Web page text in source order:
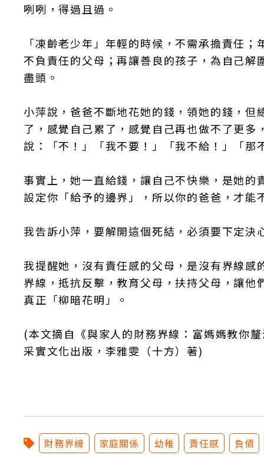
咧咧，得過且過。
「凍齡老少年」年輕的時候，不需承擔責任
不負責任的父母；再讓善良的孩子，為自己
盡頭。
小萍說，爸爸不斷地花她的錢，領她的錢，
了，感覺自己累了，感覺自己再也做不了更
說：「不！」「我不要！」「我不給！」「那
事實上，她一直給錢，讓自己不快樂，是她的
設定你「給予的邊界」，所以你的爸爸，才能
我告訴小萍，要解開這個死結，必須要下定決
我提醒她，沒有責任感的父母，是沒有界線
界線，抵抗反擊，教育父母，扶持父母，讓
真正「柳暗花明」。
(本文摘自《與家人的財務界線：富媽媽教你
采實文化出版，李雅雯（十方）著)
財務界線 家庭關係 幼稚 責任感 負債